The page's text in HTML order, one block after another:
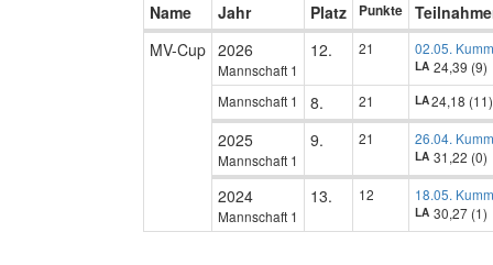
Name Jahr Platz Punkte
MV-Cup 2026
Mannschaft 1
12. 21 02.05.
LA 24,39 (9)
Mannschaft 1
8. 21 LA24,18 (11)
2025
Mannschaft 1
9. 21 26.04.
LA 31,22 (0)
2024
Mannschaft 1
13. 12 18.05.
LA 30,27 (1)